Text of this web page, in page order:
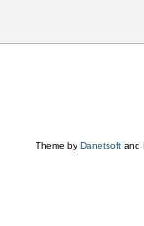
Theme by Danetsoft and